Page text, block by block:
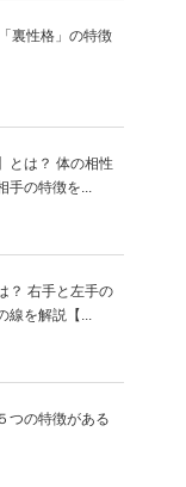
裏性格」の特徴
とは？ 体の相性
手の特徴を...
？ 右手と左手の
線を解説【...
つの特徴がある